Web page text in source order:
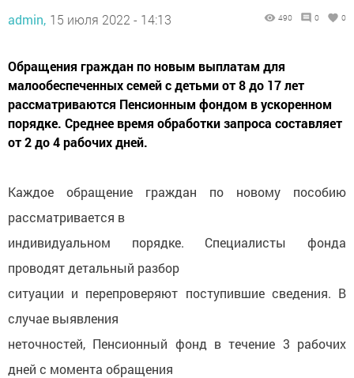
admin, 15 июля 2022 - 14:13 490 0 0
Обращения граждан по новым выплатам для
малообеспеченных семей с детьми от 8 до 17 лет
рассматриваются Пенсионным фондом в ускоренном
порядке. Среднее время обработки запроса составляет
от 2 до 4 рабочих дней.
Каждое обращение граждан по новому пособию
рассматривается в
индивидуальном порядке. Специалисты фонда
проводят детальный разбор
ситуации и перепроверяют поступившие сведения. В
случае выявления
неточностей, Пенсионный фонд в течение 3 рабочих
дней с момента обращения